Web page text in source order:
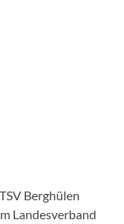
Berghülen
Landesverband